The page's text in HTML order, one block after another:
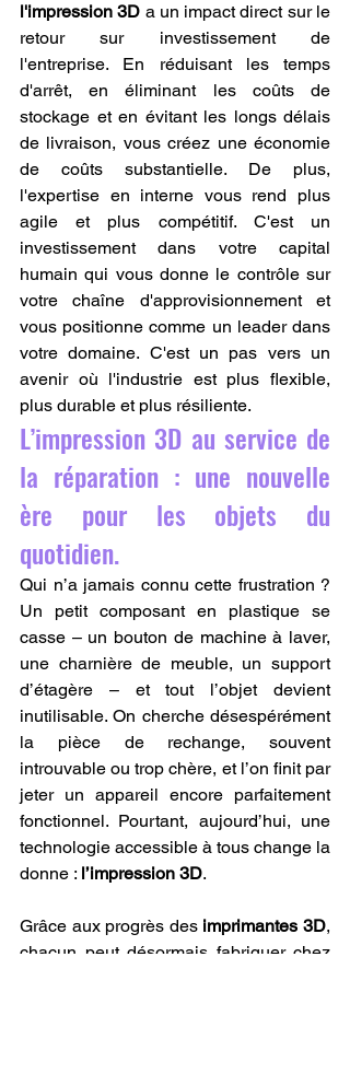
l'impression 3D a un impact direct sur le
retour sur investissement de
l'entreprise. En réduisant les temps
d'arrêt, en éliminant les coûts de
stockage et en évitant les longs délais
de livraison, vous créez une économie
de coûts substantielle. De plus,
l'expertise en interne vous rend plus
agile et plus compétitif. C'est un
investissement dans votre capital
humain qui vous donne le contrôle sur
votre chaîne d'approvisionnement et
vous positionne comme un leader dans
votre domaine. C'est un pas vers un
avenir où l'industrie est plus flexible,
plus durable et plus résiliente.
L’impression 3D au service de
la réparation : une nouvelle
ère pour les objets du
quotidien.
Qui n’a jamais connu cette frustration ?
Un petit composant en plastique se
casse – un bouton de machine à laver,
une charnière de meuble, un support
d’étagère – et tout l’objet devient
inutilisable. On cherche désespérément
la pièce de rechange, souvent
introuvable ou trop chère, et l’on finit par
jeter un appareil encore parfaitement
fonctionnel. Pourtant, aujourd’hui, une
technologie accessible à tous change la
donne : l’impression 3D.
Grâce aux progrès des imprimantes 3D,
chacun peut désormais fabriquer chez